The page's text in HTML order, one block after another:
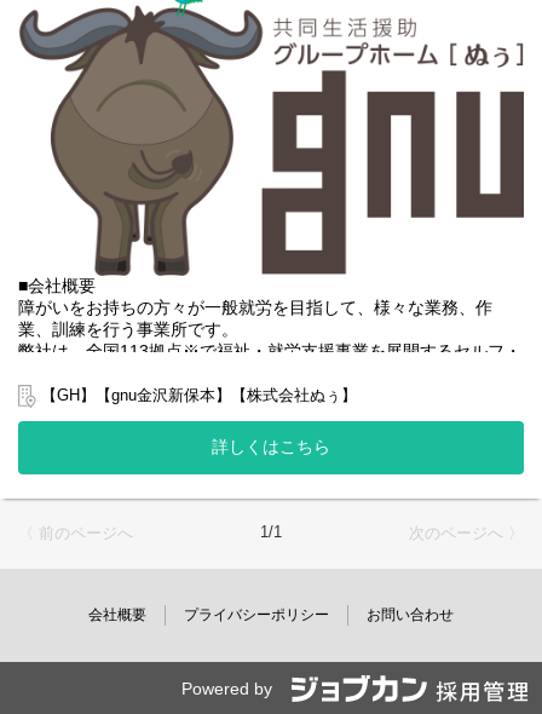
・夜間時の施設見回り
※22時と5時にアパートの中や外を見回ります。
・夜間時の緊急対応
※対応マニュアルはありますが、ほとんど緊急対応はありませ
・利用者様の夜間時のお困りごと対応
・支援記録の記載作業
・支援記録のPC入力作業（文字入力程度で可）
※できれば尚可
・夕食提供または朝食提供
※お湯で温めたりするだけのカンタンな調理で多くても4食程度と
なります。
【グループホームとは？】
グループホームって何？と疑問を持たれている方もおられるの
で、簡単にご説明すると、障がいなどをお持ちの方が将来自立し
た生活を送れるように我々などの生活支援員などを通じてサポー
住居は一般のアパートや一軒家と同じ環境となりますので、福祉
業界未経験でも非常に馴染みやすく、ご家庭でされている家事を
行っていただく場所となります。
【未経験の方歓迎です】
業務はイチから丁寧にご説明します。
先輩スタッフがしっかり
【勤務は週3日～】
18:00～翌6:00、18:00～翌9:00、21:00～翌9:00の
就業時間や就業日数はご希望を伺ったうえで
■会社概要
障がいをお持ちの方々が一般就労を目指して、様々な業務、作
業、訓練を行う事業所です。
弊社は、全国113拠点※で福祉・就労支援事業を展開するセルフ・
グループ全体で培った豊富なノウハウとネットワークを活かし、
弊社グループでは主に以下のパターンの事業所を全国に展開をさ
【就労継続支援A型事業所】
⇒障がい者の方々と雇用契約を結んで業務を行って頂きながら一
般就労を目指すサービス。
般就労を目指す、または高い工賃を目指すサービス。
する力、 働く力などを身につけるサービス。
【GH】【gnu金沢新保本】【株式会社ぬぅ】
詳しくはこちら
〈 前のページへ 1/1 次のページへ 〉
会社概要 プライバシーポリシー お問い合わせ
Powered by